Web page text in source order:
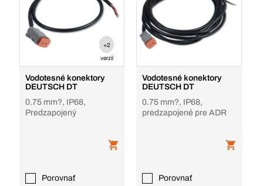
+2
verzií
Vodotesné konektory
DEUTSCH DT
0.75 mm?, IP68,
Predzapojený
Porovnať
Vodotesné konektory
DEUTSCH DT
0.75 mm?, IP68,
predzapojené pre ADR
Porovnať